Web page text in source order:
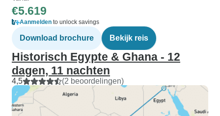
€5.619
Aanmelden to unlock savings
Download brochure Bekijk reis
Historisch Egypte & Ghana - 12
dagen, 11 nachten
4,5 (2 beoordelingen)